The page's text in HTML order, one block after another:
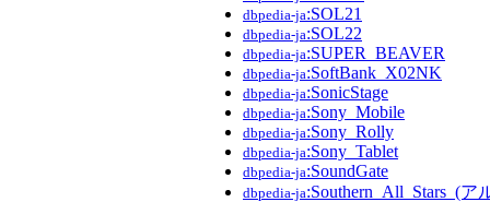
dbpedia-ja:SOL21
dbpedia-ja:SOL22
dbpedia-ja:SUPER_BEAVER
dbpedia-ja:SoftBank_X02NK
dbpedia-ja:SonicStage
dbpedia-ja:Sony_Mobile
dbpedia-ja:Sony_Rolly
dbpedia-ja:Sony_Tablet
dbpedia-ja:SoundGate
dbpedia-ja:Southern_All_Stars_(ア